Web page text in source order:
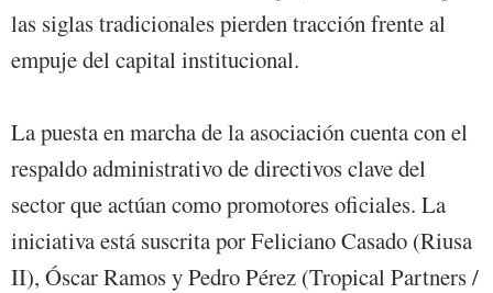
las siglas tradicionales pierden tracción frente al
empuje del capital institucional.
La puesta en marcha de la asociación cuenta con el
respaldo administrativo de directivos clave del
sector que actúan como promotores oficiales. La
iniciativa está suscrita por Feliciano Casado (Riusa
II), Óscar Ramos y Pedro Pérez (Tropical Partners /